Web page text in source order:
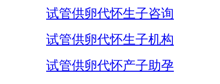
试管供卵代怀生子咨询
试管供卵代怀生子机构
试管供卵代怀产子助孕